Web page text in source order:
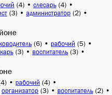
(4) • слесарь (4) •
(3) • администратор (2) •
(6) • рабочий (5) •
(3) • воспитатель (3) •
• рабочий (4) •
организатор (3) • воспитатель (2) •